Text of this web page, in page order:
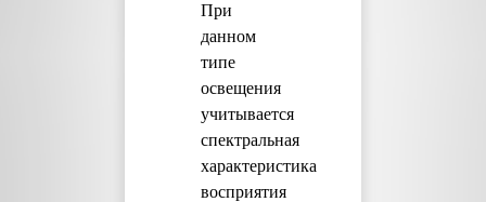
При
данном
типе
освещения
учитывается
спектральная
характеристика
восприятия